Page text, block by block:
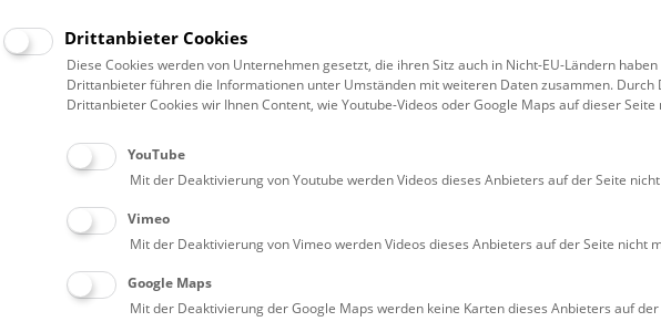
Erwachsene (0)
Familien (0)
Führungen &
Kulinarik &
Drittanbieter Cookies
Diese Cookies werden von Unternehmen gesetzt, die ihren Sitz auch in Nicht-EU-Ländern haben
Drittanbieter führen die Informationen unter Umständen mit weiteren Daten zusammen. Durch
Drittanbieter Cookies wir Ihnen Content, wie Youtube-Videos oder Google Maps auf dieser
YouTube
Mit der Deaktivierung von Youtube werden Videos dieses Anbieters auf der Seite
Vimeo
Mit der Deaktivierung von Vimeo werden Videos dieses Anbieters auf der Seite nicht
Google Maps
Mit der Deaktivierung der Google Maps werden keine Karten dieses Anbieters auf